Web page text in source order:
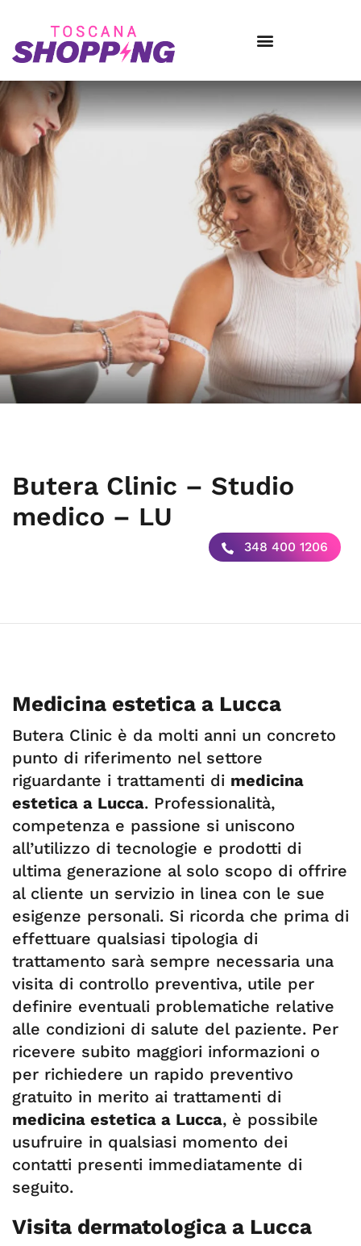
Butera Clinic – Studio
medico – LU
348 400 1206
Medicina estetica a Lucca
Butera Clinic è da molti anni un concreto
punto di riferimento nel settore
riguardante i trattamenti di medicina
estetica a Lucca. Professionalità,
competenza e passione si uniscono
all’utilizzo di tecnologie e prodotti di
ultima generazione al solo scopo di offrire
al cliente un servizio in linea con le sue
esigenze personali. Si ricorda che prima di
effettuare qualsiasi tipologia di
trattamento sarà sempre necessaria una
visita di controllo preventiva, utile per
definire eventuali problematiche relative
alle condizioni di salute del paziente. Per
ricevere subito maggiori informazioni o
per richiedere un rapido preventivo
gratuito in merito ai trattamenti di
medicina estetica a Lucca, è possibile
usufruire in qualsiasi momento dei
contatti presenti immediatamente di
seguito.
Visita dermatologica a Lucca